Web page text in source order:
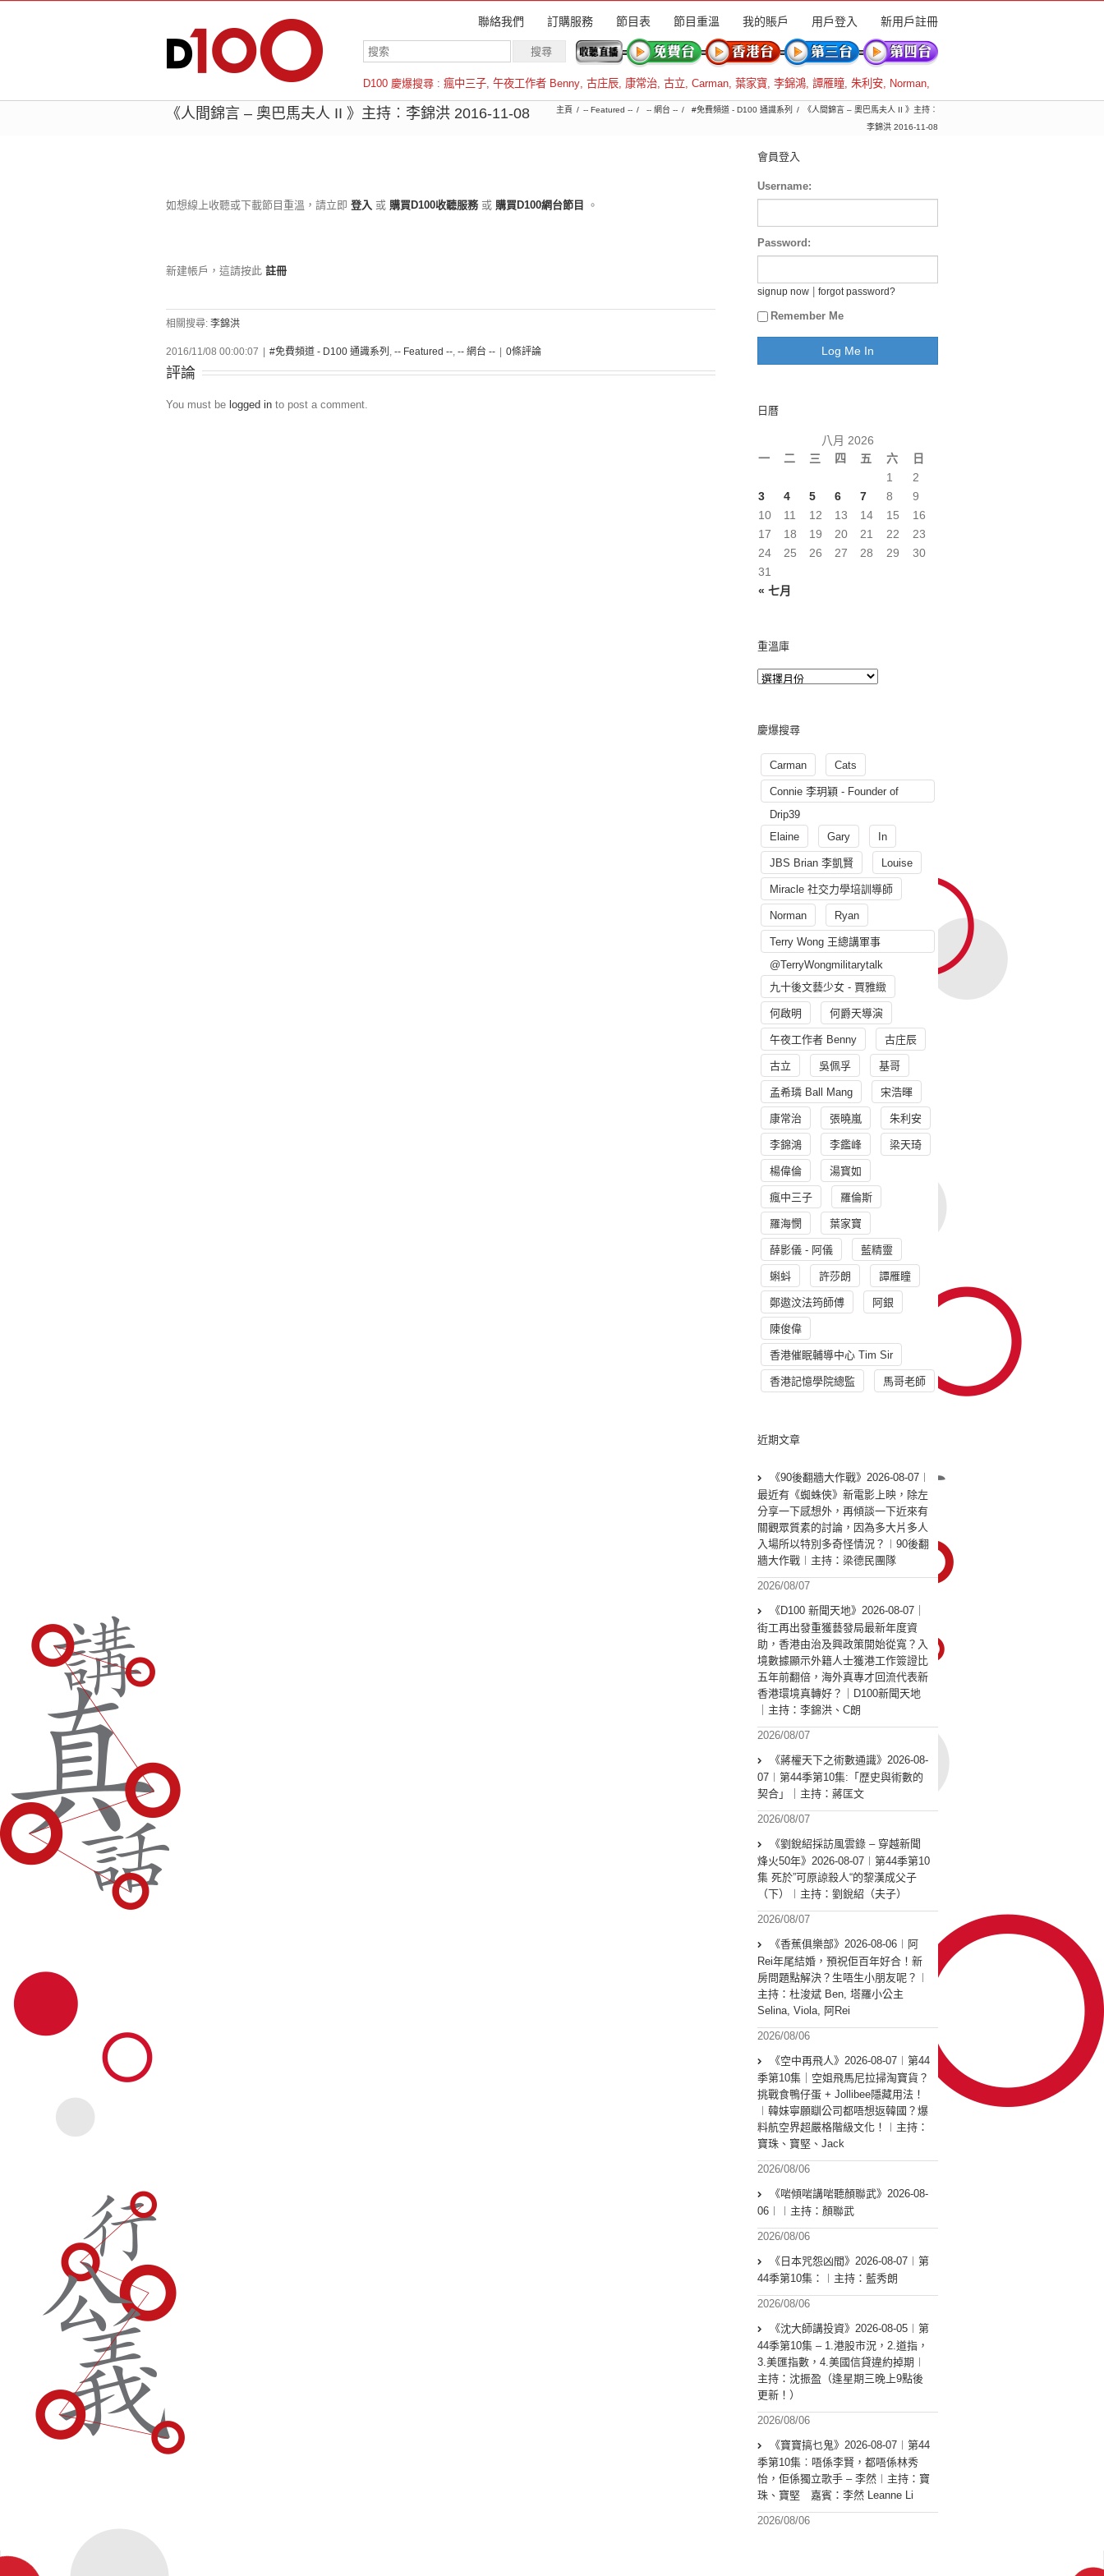
聯絡我們 訂購服務 節目表 節目重溫 我的賬戶 用戶登入 新用戶註冊
D100 慶爆搜尋 : 瘋中三子, 午夜工作者 Benny, 古庄辰, 康常治, 古立, Carman, 葉家寶, 李錦鴻, 譚雁瞳, 朱利安, Norman,
羅倫斯
《人間錦言 – 奧巴馬夫人 II 》主持︰李錦洪 2016-11-08 主頁 -- Featured -- -- 網台 -- #免費頻道 - D100 通識系列
《人間錦言 – 奧巴馬夫人 II 》主持︰
李錦洪 2016-11-08
如想線上收聽或下載節目重溫，請立即 登入 或 購買D100收聽服務 或 購買D100網台節目 。
新建帳戶，這請按此 註冊
相關搜尋: 李錦洪
2016/11/08 00:00:07 #免費頻道 - D100 通識系列 , -- Featured --, -- 網台 -- 0條評論
評論
You must be logged in to post a comment.
會員登入
Username:
Password:
signup now forgot password?
Remember Me
日曆
八月 2026
一
二 三 四 五 六 日
« 七月
1
2
3
4 5 6 7 8
9
10
11 12 13 14 15
16
17
18 19 20 21 22
23
24
25 26 27 28 29
30
31
重溫庫
慶爆搜尋
Carman Cats
Connie 李玥穎 - Founder of
Drip39
Elaine
Gary In
JBS Brian 李凱賢 Louise
Miracle 社交力學培訓導師
Norman Ryan
Terry Wong 王總講軍事
@TerryWongmilitarytalk
九十後文藝少女 - 賈雅緻
何啟明 何爵天導演
午夜工作者 Benny 古庄辰
古立 吳佩孚 基哥
孟希璘 Ball Mang 宋浩暉
康常治 張曉嵐 朱利安
李錦鴻 李鑑峰 梁天琦
楊偉倫 湯寳如
瘋中三子 羅倫斯
羅海憫 葉家寶
薛影儀 - 阿儀 藍精靈
蝌蚪 許莎朗 譚雁瞳
鄭遨汶法筠師傅 阿銀
陳俊偉
香港催眠輔導中心 Tim Sir
香港記憶學院總監 馬哥老師
近期文章
《90後翻牆大作戰》2026-08-07︱
最近有《蜘蛛俠》新電影上映，除左
分享一下感想外，再傾談一下近來有
關觀眾質素的討論，因為多大片多人
入場所以特別多奇怪情況？︱90後翻
牆大作戰︱主持：梁德民團隊
2026/08/07
《D100 新聞天地》2026-08-07｜
街工再出發重獲藝發局最新年度資
助，香港由治及興政策開始從寬？入
境數據顯示外籍人士獲港工作簽證比
五年前翻倍，海外真專才回流代表新
香港環境真轉好？｜D100新聞天地
｜主持：李錦洪、C朗
2026/08/07
《蔣權天下之術數通識》2026-08-
07︱第44季第10集:「歴史與術數的
契合」｜主持：蔣匡文
2026/08/07
《劉銳紹採訪風雲錄 – 穿越新聞
烽火50年》2026-08-07︱第44季第10
集 死於”可原諒殺人“的黎漢成父子
（下）︱主持：劉銳紹（夫子）
2026/08/07
《香蕉俱樂部》2026-08-06︱阿
Rei年尾結婚，預祝佢百年好合！新
房問題點解決？生唔生小朋友呢？︱
主持：杜浚斌 Ben, 塔羅小公主
Selina, Viola, 阿Rei
2026/08/06
《空中再飛人》2026-08-07︱第44
季第10集｜空姐飛馬尼拉掃淘寶貨？
挑戰食鴨仔蛋 + Jollibee隱藏用法！
︱韓妹寧願瞓公司都唔想返韓國？爆
料航空界超嚴格階級文化！︱主持：
寶珠、寶堅、Jack
2026/08/06
《啱傾啱講啱聽顏聯武》2026-08-
06︱︱主持：顏聯武
2026/08/06
《日本咒怨凶間》2026-08-07︱第
44季第10集：︱主持：藍秀朗
2026/08/06
《沈大師講投資》2026-08-05︱第
44季第10集 – 1.港股市況，2.道指，
3.美匯指數，4.美國信貸違約掉期︱
主持：沈振盈（逢星期三晚上9點後
更新！）
2026/08/06
《寶寶搞乜鬼》2026-08-07︱第44
季第10集︰唔係李賢，都唔係林秀
怡，佢係獨立歌手 – 李然︱主持：寶
珠、寶堅 嘉賓：李然 Leanne Li
2026/08/06